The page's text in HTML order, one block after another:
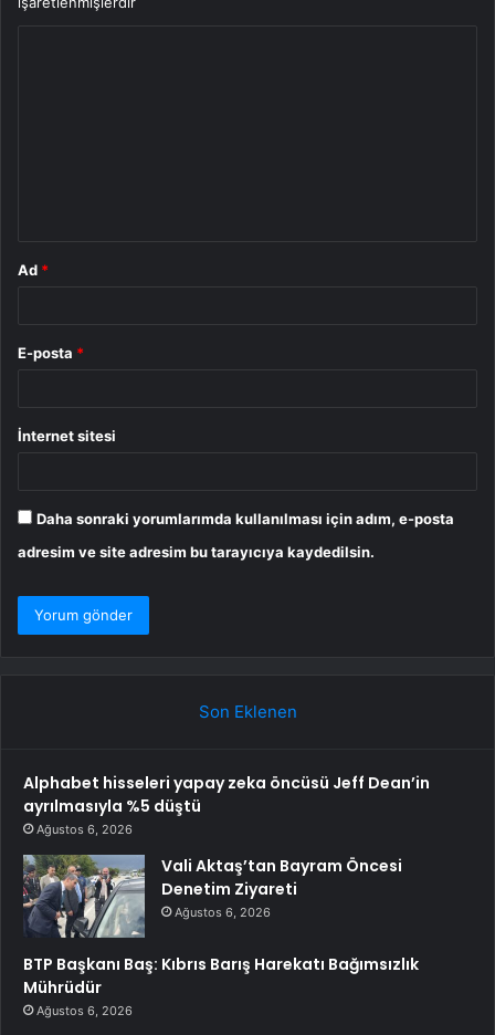
Ad *
E-posta *
İnternet sitesi
Daha sonraki yorumlarımda kullanılması için adım, e-posta
adresim ve site adresim bu tarayıcıya kaydedilsin.
Son Eklenen
Alphabet hisseleri yapay zeka öncüsü Jeff Dean’in
ayrılmasıyla %5 düştü
Ağustos 6, 2026
Vali Aktaş’tan Bayram Öncesi
Denetim Ziyareti
Ağustos 6, 2026
BTP Başkanı Baş: Kıbrıs Barış Harekatı Bağımsızlık
Mührüdür
Ağustos 6, 2026